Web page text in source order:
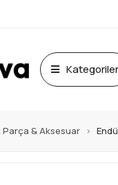
Parça & Aksesuar